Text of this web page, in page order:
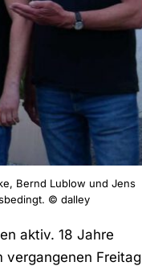
Bernd Lublow und Jens
© dalley
aktiv. 18 Jahre
vergangenen Freitag